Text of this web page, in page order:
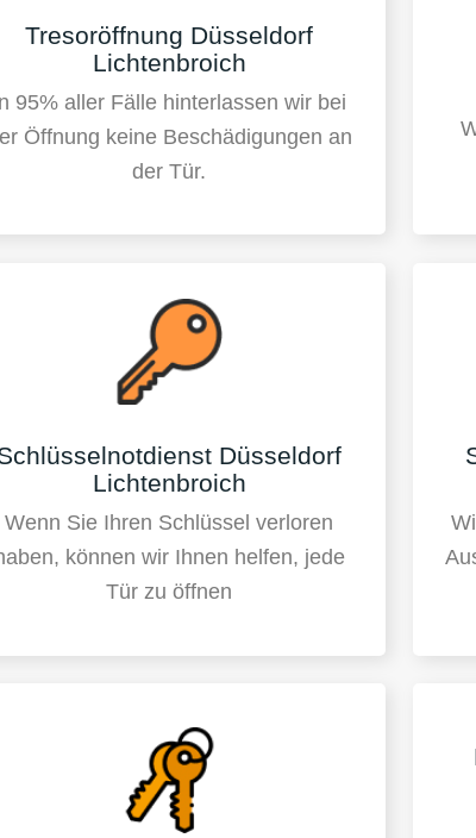
Tresoröffnung Düsseldorf
Lichtenbroich
95% aller Fälle hinterlassen wir bei
Öffnung keine Beschädigungen an
der Tür.
Düsseldorf
Lichtenbroich
Wenn Sie Ihren Schlüssel verloren
können wir Ihnen helfen, jede
Tür zu öffnen